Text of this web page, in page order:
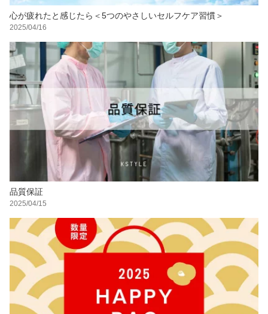
心が疲れたと感じたら＜5つのやさしいセルフケア習慣＞
2025/04/16
品質保証
2025/04/15